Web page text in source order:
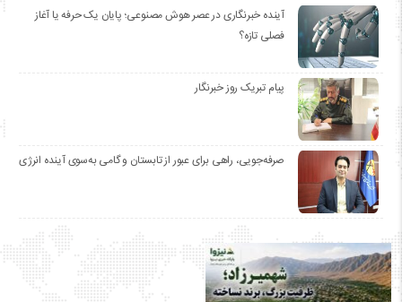
آینده خبرنگاری در عصر هوش مصنوعی؛ پایان یک حرفه یا آغاز
فصلی تازه؟
پیام تبریک روز خبرنگار
صرفه‌جویی، راهی برای عبور از تابستان و گامی به‌سوی آینده انرژی